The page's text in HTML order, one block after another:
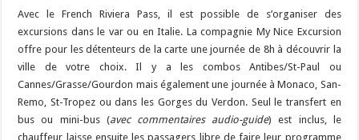
Avec le French Riviera Pass, il est possible de s’organiser des
excursions dans le var ou en Italie. La compagnie My Nice Excursion
offre pour les détenteurs de la carte une journée de 8h à découvrir la
ville de votre choix. Il y a les combos Antibes/St-Paul ou
Cannes/Grasse/Gourdon mais également une journée à Monaco, San-
Remo, St-Tropez ou dans les Gorges du Verdon. Seul le transfert en
bus ou mini-bus (avec commentaires audio-guide) est inclus, le
chauffeur laisse ensuite les passagers libre de faire leur programme